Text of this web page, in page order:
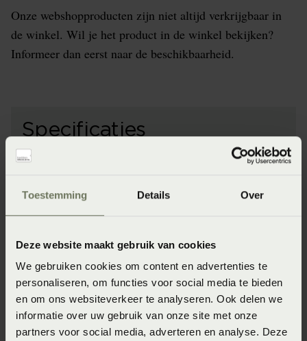
Toestemming Details Over
Deze website maakt gebruik van cookies
We gebruiken cookies om content en advertenties te
personaliseren, om functies voor social media te bieden
en om ons websiteverkeer te analyseren. Ook delen we
informatie over uw gebruik van onze site met onze
partners voor social media, adverteren en analyse. Deze
Onze webshopproducten zijn niet altijd verkrijgbaar in
de winkel. Wil je het product in de winkel bekijken?
Informeer dan eerst naar de beschikbaarheid.
Specificaties
8718471540025
Kleur
white (Wit)
Materiaal
100% katoensatijn (Katoensatijn)
Wasinstructie